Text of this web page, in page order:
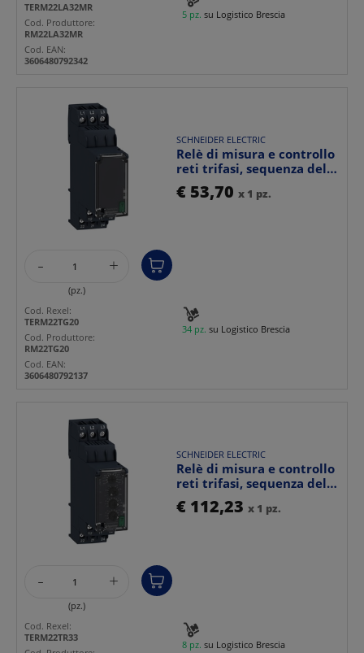
5 pz. su Logistico Brescia
TERM22LA32MR
Cod. Produttore:
RM22LA32MR
Cod. EAN:
3606480792342
SCHNEIDER ELECTRIC
Relè di misura e controllo
reti trifasi, sequenza delle
fasi e as...
€ 53,70 x 1 pz.
- +
(pz.)
34 pz. su Logistico Brescia
Cod. Rexel:
TERM22TG20
Cod. Produttore:
RM22TG20
Cod. EAN:
3606480792137
SCHNEIDER ELECTRIC
Relè di misura e controllo
reti trifasi, sequenza delle
fasi, ass...
€ 112,23 x 1 pz.
- +
(pz.)
8 pz. su Logistico Brescia
Cod. Rexel:
TERM22TR33